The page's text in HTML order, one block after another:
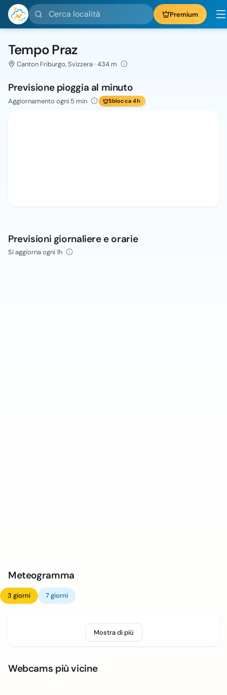
Cerca località Premium
Tempo Praz
Canton Friburgo, Svizzera · 434 m
Previsione pioggia al minuto
Aggiornamento ogni 5 min Sblocca 4h
Previsioni giornaliere e orarie
Si aggiorna ogni 1h
Meteogramma
3 giorni 7 giorni
Mostra di più
Webcams più vicine